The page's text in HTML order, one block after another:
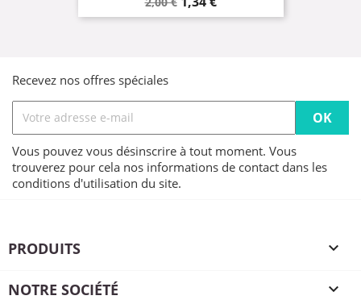
de
Recevez nos offres spéciales
Vous pouvez vous désinscrire à tout moment. Vous
trouverez pour cela nos informations de contact dans les
conditions d'utilisation du site.
PRODUITS 
NOTRE SOCIÉTÉ 